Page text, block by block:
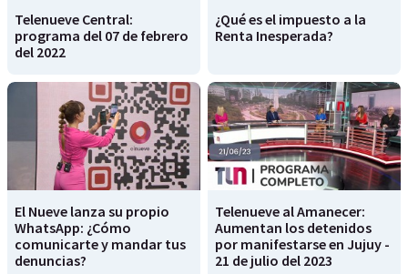
Telenueve Central:
programa del 07 de febrero
del 2022
¿Qué es el impuesto a la
Renta Inesperada?
El Nueve lanza su propio
WhatsApp: ¿Cómo
comunicarte y mandar tus
denuncias?
Telenueve al Amanecer:
Aumentan los detenidos
por manifestarse en Jujuy -
21 de julio del 2023